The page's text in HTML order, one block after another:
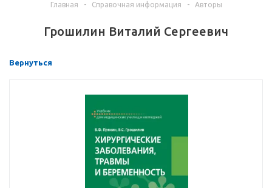
Главная - Справочная информация - Авторы
Грошилин Виталий Сергеевич
Вернуться